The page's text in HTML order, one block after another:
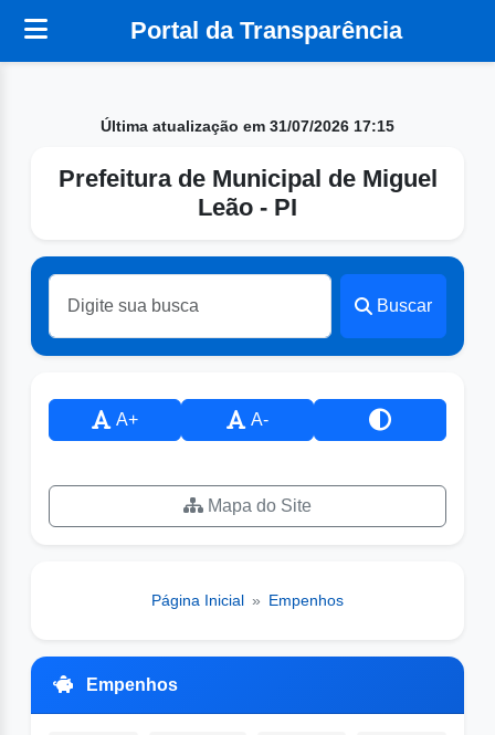
Portal da Transparência
Última atualização em 31/07/2026 17:15
Prefeitura de Municipal de Miguel
Leão - PI
Buscar
A+ A-
Mapa do Site
Página Inicial » Empenhos
Empenhos